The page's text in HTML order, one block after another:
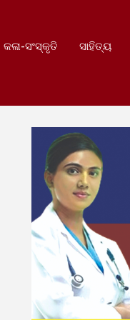
କଳା-ସଂସ୍କୃତି ସାହିତ୍ୟ